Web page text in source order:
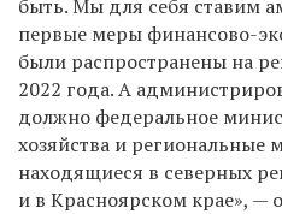
быть. Мы для себя ставим
первые меры финансово-
были распространены на
2022 года. А
должно федеральное
хозяйства и региональные
находящиеся в северных
и в Красноярском крае», —